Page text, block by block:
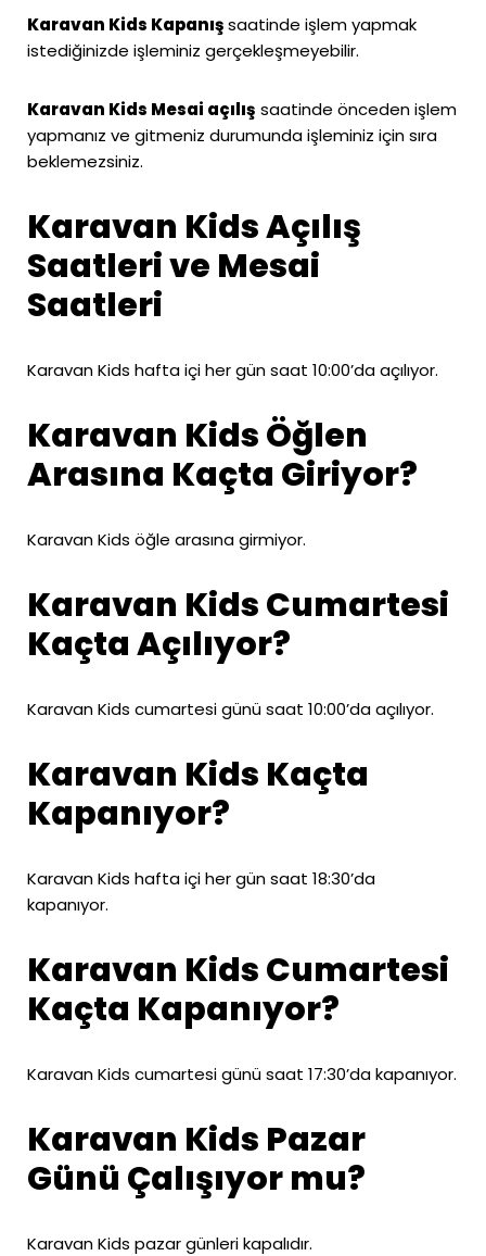
Karavan Kids Kapanışsaatinde işlem yapmak
istediğinizde işleminiz gerçekleşmeyebilir.
Karavan Kids Mesai açılış saatinde önceden işlem
yapmanız ve gitmeniz durumunda işleminiz için sıra
beklemezsiniz.
Karavan Kids Açılış
Saatleri ve Mesai
Saatleri
Karavan Kids hafta içi her gün saat 10:00’da açılıyor.
Karavan Kids Öğlen
Arasına Kaçta Giriyor?
Karavan Kids öğle arasına girmiyor.
Karavan Kids Cumartesi
Kaçta Açılıyor?
Karavan Kids cumartesi günü saat 10:00’da açılıyor.
Karavan Kids Kaçta
Kapanıyor?
Karavan Kids hafta içi her gün saat 18:30’da
kapanıyor.
Karavan Kids Cumartesi
Kaçta Kapanıyor?
Karavan Kids cumartesi günü saat 17:30’da kapanıyor.
Karavan Kids Pazar
Günü Çalışıyor mu?
Karavan Kids pazar günleri kapalıdır.